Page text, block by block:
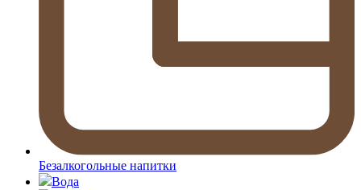
Безалкогольные напитки
Вода